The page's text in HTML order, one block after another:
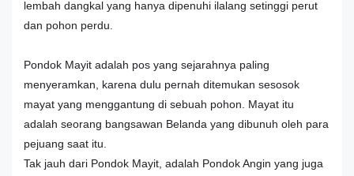
lembah dangkal yang hanya dipenuhi ilalang setinggi perut
dan pohon perdu.
Pondok Mayit adalah pos yang sejarahnya paling
menyeramkan, karena dulu pernah ditemukan sesosok
mayat yang menggantung di sebuah pohon. Mayat itu
adalah seorang bangsawan Belanda yang dibunuh oleh para
pejuang saat itu.
Tak jauh dari Pondok Mayit, adalah Pondok Angin yang juga